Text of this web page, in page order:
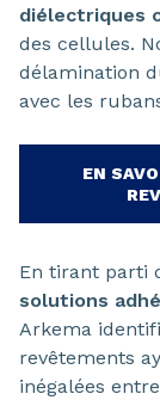
diélectriques
des cellules.
délamination
avec les
EN
En tirant parti
solutions
Arkema
revêtements
inégalées